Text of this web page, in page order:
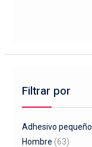
Filtrar por
Adhesivo pequeño
Hombre (63)